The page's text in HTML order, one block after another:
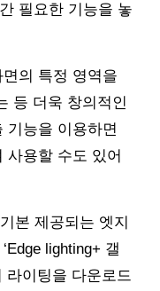
필요한 기능을 놓
의 특정 영역을
등 더욱 창의적인
기능을 이용하면
사용할 수도 있어
본 제공되는 엣지
lighting+ 갤
라이팅을 다운로드